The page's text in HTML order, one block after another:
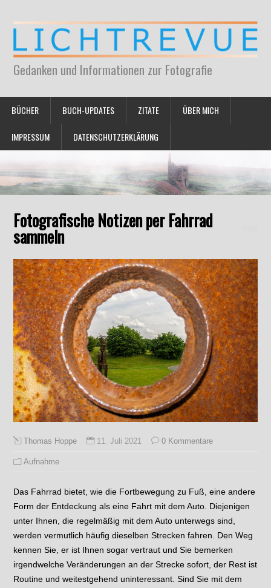
Gedanken und Informationen zur Fotografie
BÜCHER BUCH-UPDATES ZITATE ÜBER MICH
IMPRESSUM DATENSCHUTZERKLÄRUNG
Fotografische Notizen per Fahrrad
sammeln
Thomas Hoppe 11. Juli 2021 0 Kommentare
Aufnahme
Das Fahrrad bietet, wie die Fortbewegung zu Fuß, eine andere
Form der Entdeckung als eine Fahrt mit dem Auto. Diejenigen
unter Ihnen, die regelmäßig mit dem Auto unterwegs sind,
werden vermutlich häufig dieselben Strecken fahren. Den Weg
kennen Sie, er ist Ihnen sogar vertraut und Sie bemerken
irgendwelche Veränderungen an der Strecke sofort, der Rest ist
Routine und weitestgehend uninteressant. Sind Sie mit dem